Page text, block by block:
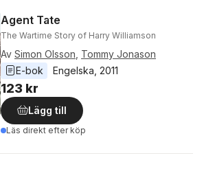
Agent Tate
The Wartime Story of Harry Williamson
Av Simon Olsson Tommy Jonason
E-bok
Engelska 2011
123 kr
Lägg till
Läs direkt efter köp